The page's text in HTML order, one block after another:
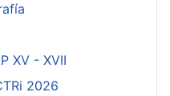
XV - XVII
2026